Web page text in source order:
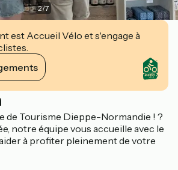
2/7
est Accueil Vélo et s'engage à
de Tourisme Dieppe-Normandie ! ?
notre équipe vous accueille avec le
à profiter pleinement de votre